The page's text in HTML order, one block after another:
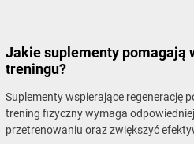
Jakie suplementy pomagają
treningu?
Suplementy wspierające regenerację
trening fizyczny wymaga
przetrenowaniu oraz zwiększyć